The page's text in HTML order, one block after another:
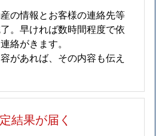
の情報とお客様の連絡先等
。早ければ数時間程度で依
絡がきます。
があれば、その内容も伝え
結果が届く